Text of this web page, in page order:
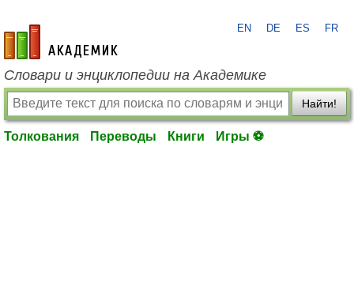
academic.ru
EN DE ES FR
Словари и энциклопедии на Академике
Найти!
Толкования Переводы Книги Игры ⚽